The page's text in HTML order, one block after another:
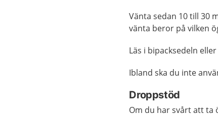
Vänta sedan 10 till 30
vänta beror på vilken
Läs i bipacksedeln
Ibland ska du inte
Droppstöd
Om du har svårt att ta